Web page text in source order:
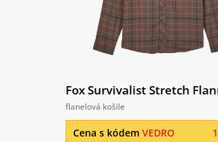
Fox Survivalist Stretch
flanelová košile
Cena s kódem VEDRO